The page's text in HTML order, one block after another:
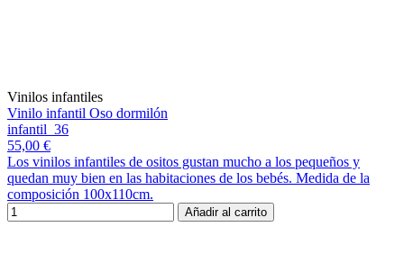
Vinilos infantiles
Vinilo infantil Oso dormilón
infantil_36
55,00 €
Los vinilos infantiles de ositos gustan mucho a los pequeños y
quedan muy bien en las habitaciones de los bebés. Medida de la
composición 100x110cm.
Añadir al carrito